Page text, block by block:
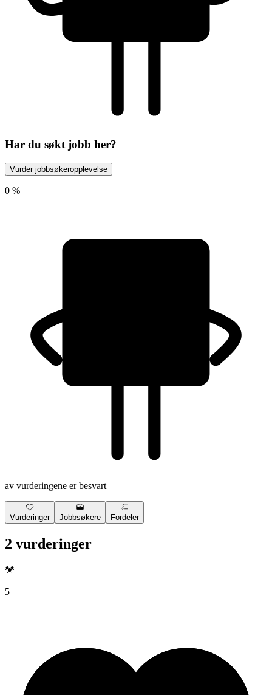
Har du søkt jobb her?
Vurder jobbsøkeropplevelse
0 %
av vurderingene er besvart
Vurderinger Jobbsøkere Fordeler
2 vurderinger
5